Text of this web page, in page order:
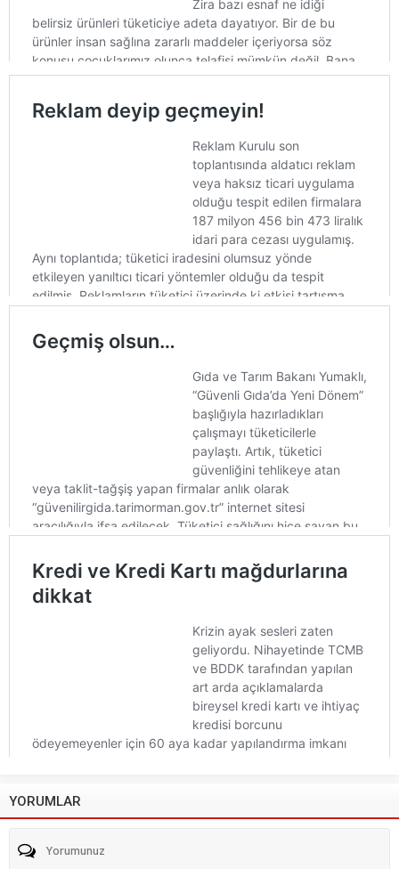
YORUMLAR